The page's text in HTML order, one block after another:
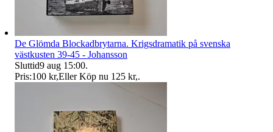
De Glömda Blockadbrytarna. Krigsdramatik på svenska
västkusten 39-45 - Johansson
Sluttid9 aug 15:00.
Pris:100 kr,Eller Köp nu 125 kr,.